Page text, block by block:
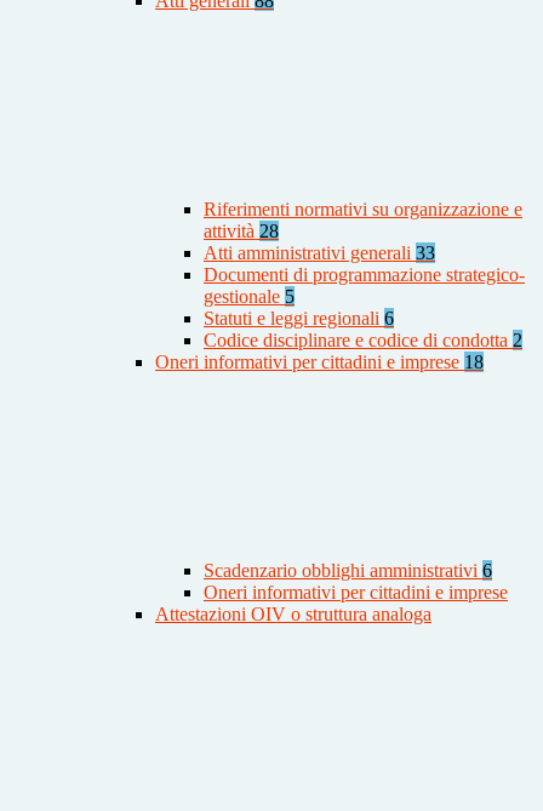
Riferimenti normativi su organizzazione e
attività 28
Atti amministrativi generali 33
Documenti di programmazione strategico-
gestionale 5
Statuti e leggi regionali 6
Codice disciplinare e codice di condotta 2
Oneri informativi per cittadini e imprese 18
Scadenzario obblighi amministrativi 6
Oneri informativi per cittadini e imprese
Attestazioni OIV o struttura analoga